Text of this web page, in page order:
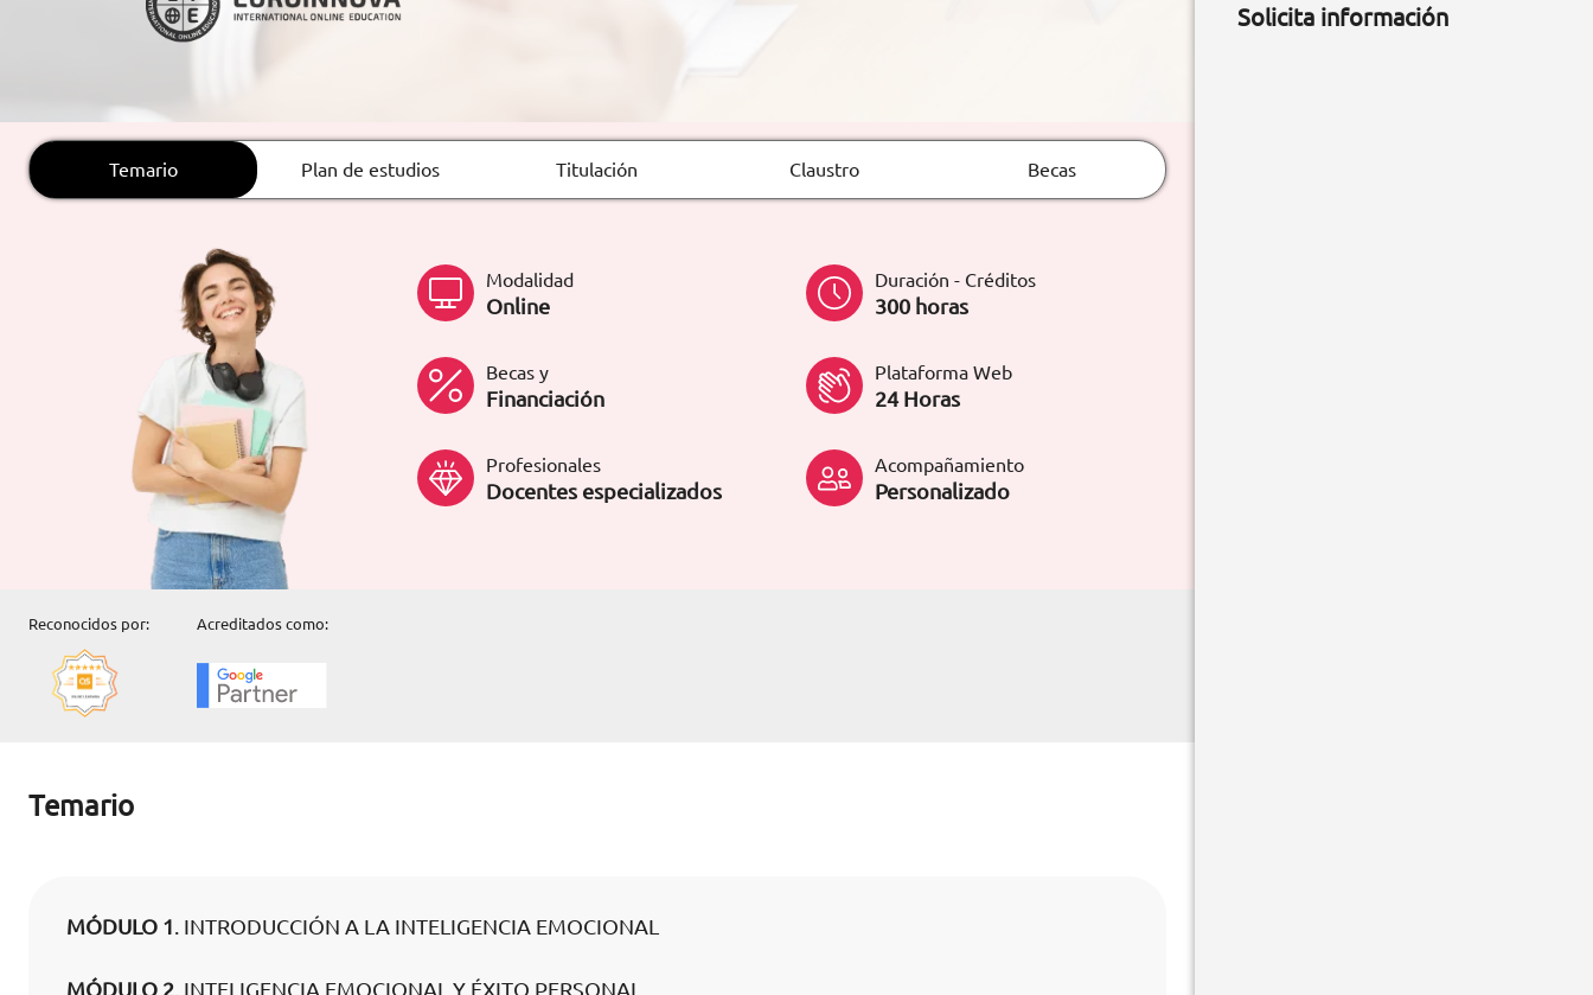
LABORAL
CONTACTO ES
formacion@euroinnova.com
TRABAJA CON NOSOTROS
Temario Plan de estudios Titulación Claustro Becas
Modalidad
Online
Duración - Créditos
300 horas
Becas y
Financiación
Plataforma Web
24 Horas
Profesionales
Docentes especializados
Acompañamiento
Personalizado
Reconocidos por: Acreditados como:
Temario
MÓDULO 1. INTRODUCCIÓN A LA INTELIGENCIA EMOCIONAL
MÓDULO 2. INTELIGENCIA EMOCIONAL Y ÉXITO PERSONAL
Solicita información